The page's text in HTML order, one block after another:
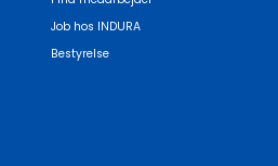
Job hos INDURA
Bestyrelse